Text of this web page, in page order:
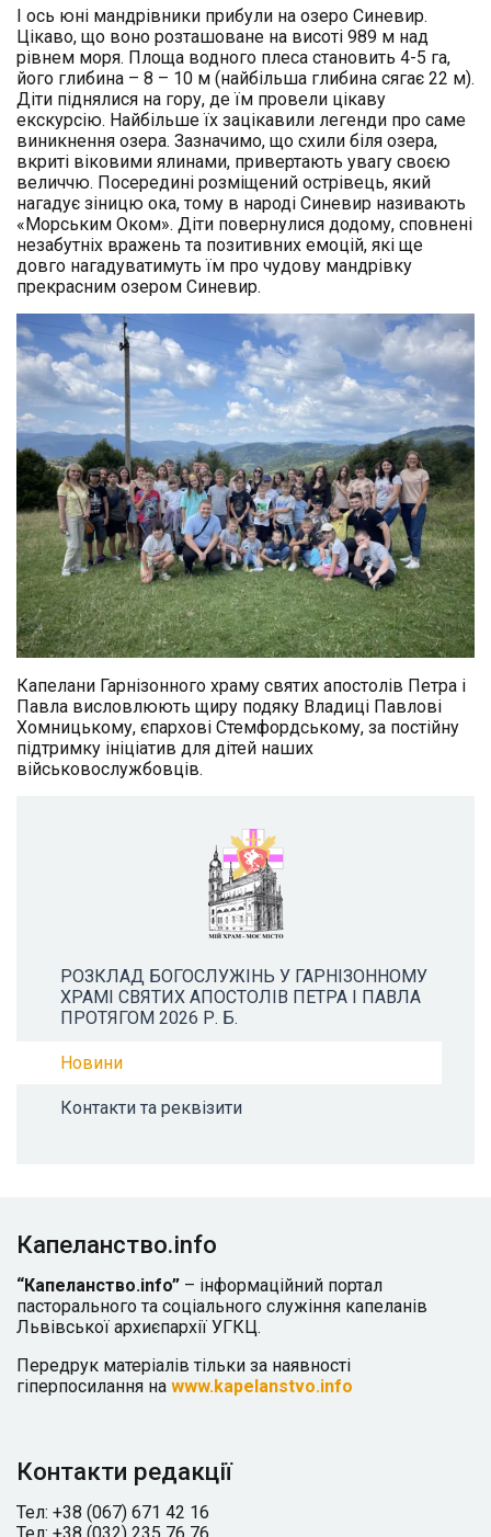
І ось юні мандрівники прибули на озеро Синевир.
Цікаво, що воно розташоване на висоті 989 м над
рівнем моря. Площа водного плеса становить 4-5 га,
його глибина – 8 – 10 м (найбільша глибина сягає 22 м).
Діти піднялися на гору, де їм провели цікаву
екскурсію. Найбільше їх зацікавили легенди про саме
виникнення озера. Зазначимо, що схили біля озера,
вкриті віковими ялинами, привертають увагу своєю
величчю. Посередині розміщений острівець, який
нагадує зіницю ока, тому в народі Синевир називають
«Морським Оком». Діти повернулися додому, сповнені
незабутніх вражень та позитивних емоцій, які ще
довго нагадуватимуть їм про чудову мандрівку
прекрасним озером Синевир.
Капелани Гарнізонного храму святих апостолів Петра і
Павла висловлюють щиру подяку Владиці Павлові
Хомницькому, єпархові Стемфордському, за постійну
підтримку ініціатив для дітей наших
військовослужбовців.
РОЗКЛАД БОГОСЛУЖІНЬ У ГАРНІЗОННОМУ
ХРАМІ СВЯТИХ АПОСТОЛІВ ПЕТРА І ПАВЛА
ПРОТЯГОМ 2026 Р. Б.
Новини
Контакти та реквізити
Капеланство.info
“Капеланство.info” – інформаційний портал
пасторального та соціального служіння капеланів
Львівської архиєпархії УГКЦ.
Передрук матеріалів тільки за наявності
гіперпосилання на www.kapelanstvo.info
Контакти редакції
Тел: +38 (067) 671 42 16